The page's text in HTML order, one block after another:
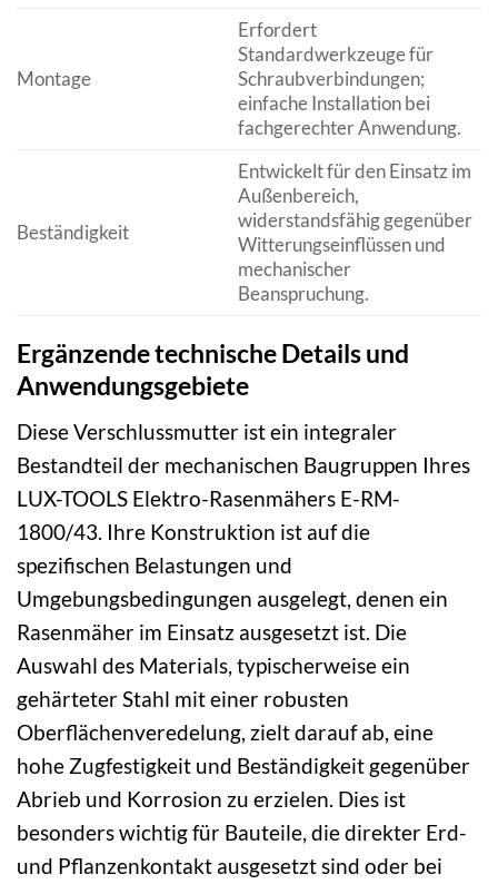
Montage
Erfordert
Standardwerkzeuge für
Schraubverbindungen;
einfache Installation bei
fachgerechter Anwendung.
Beständigkeit
Entwickelt für den Einsatz im
Außenbereich,
widerstandsfähig gegenüber
Witterungseinflüssen und
mechanischer
Beanspruchung.
Ergänzende technische Details und
Anwendungsgebiete
Diese Verschlussmutter ist ein integraler
Bestandteil der mechanischen Baugruppen Ihres
LUX-TOOLS Elektro-Rasenmähers E-RM-
1800/43. Ihre Konstruktion ist auf die
spezifischen Belastungen und
Umgebungsbedingungen ausgelegt, denen ein
Rasenmäher im Einsatz ausgesetzt ist. Die
Auswahl des Materials, typischerweise ein
gehärteter Stahl mit einer robusten
Oberflächenveredelung, zielt darauf ab, eine
hohe Zugfestigkeit und Beständigkeit gegenüber
Abrieb und Korrosion zu erzielen. Dies ist
besonders wichtig für Bauteile, die direkter Erd-
und Pflanzenkontakt ausgesetzt sind oder bei